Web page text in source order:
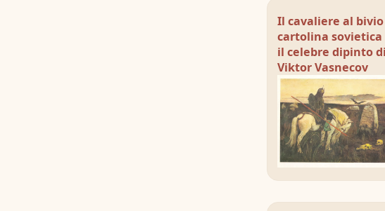
Il cavaliere al
cartolina sovietica
il celebre dipinto
Viktor Vasnecov